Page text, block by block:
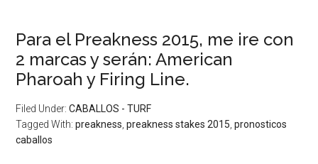
Para el Preakness 2015, me ire con
2 marcas y serán: American
Pharoah y Firing Line.
Filed Under:CABALLOS - TURF
Tagged With:preakness ,preakness stakes 2015 ,pronosticos
caballos